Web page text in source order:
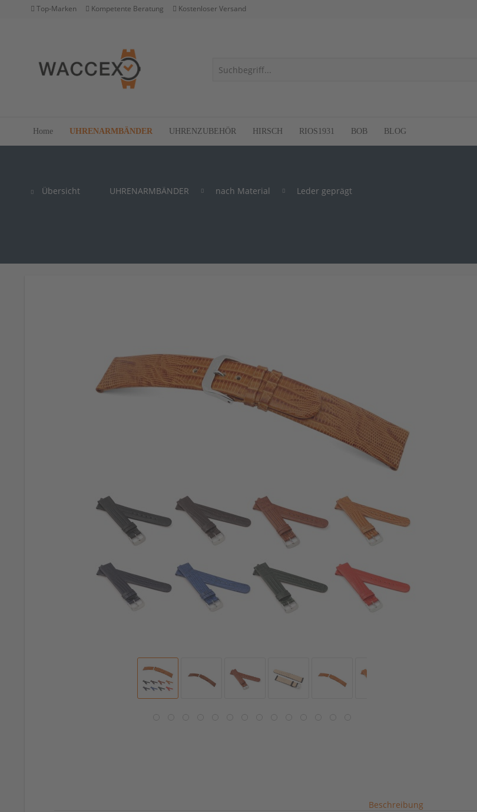
Top-Marken Kompetente Beratung Kostenloser Versand
Home UHRENARMBÄNDER UHRENZUBEHÖR HIRSCH RIOS1931 BOB BLOG
Übersicht UHRENARMBÄNDER nach Material Leder geprägt
Beschreibung